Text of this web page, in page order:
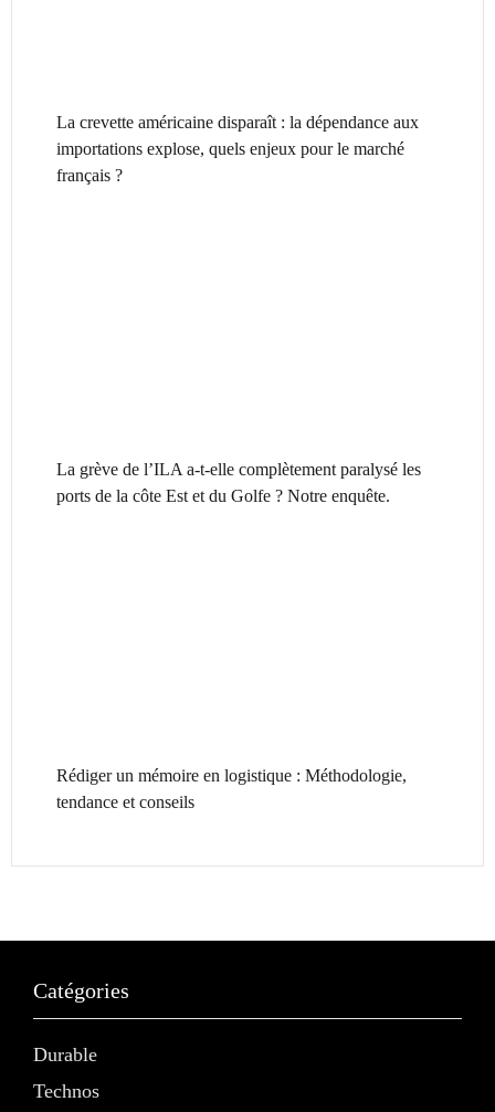
La crevette américaine disparaît : la dépendance aux
importations explose, quels enjeux pour le marché
français ?
La grève de l’ILA a-t-elle complètement paralysé les
ports de la côte Est et du Golfe ? Notre enquête.
Rédiger un mémoire en logistique : Méthodologie,
tendance et conseils
Catégories
Durable
Technos